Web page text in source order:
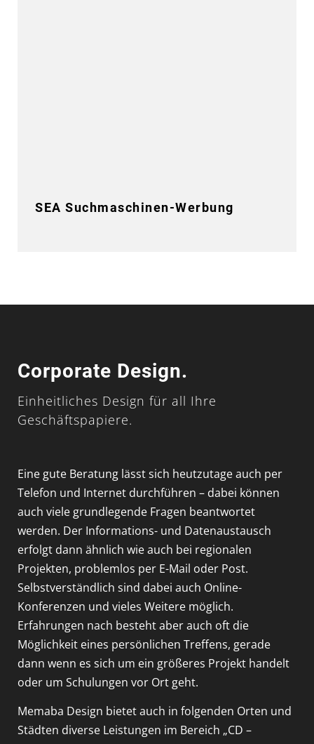
SEA Suchmaschinen-Werbung
Corporate Design.
Einheitliches Design für all Ihre
Geschäftspapiere.
Eine gute Beratung lässt sich heutzutage auch per
Telefon und Internet durchführen – dabei können
auch viele grundlegende Fragen beantwortet
werden. Der Informations- und Datenaustausch
erfolgt dann ähnlich wie auch bei regionalen
Projekten, problemlos per E-Mail oder Post.
Selbstverständlich sind dabei auch Online-
Konferenzen und vieles Weitere möglich.
Erfahrungen nach besteht aber auch oft die
Möglichkeit eines persönlichen Treffens, gerade
dann wenn es sich um ein größeres Projekt handelt
oder um Schulungen vor Ort geht.
Memaba Design bietet auch in folgenden Orten und
Städten diverse Leistungen im Bereich „CD –